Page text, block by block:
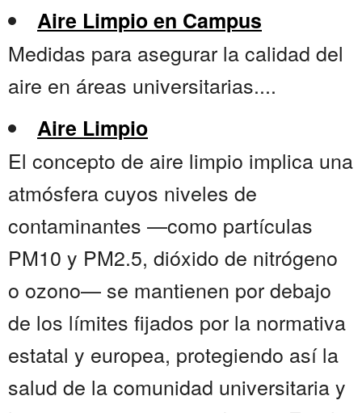
Aire Limpio en Campus
Medidas para asegurar la calidad del
aire en áreas universitarias....
Aire Limpio
El concepto de aire limpio implica una
atmósfera cuyos niveles de
contaminantes —como partículas
PM10 y PM2.5, dióxido de nitrógeno
o ozono— se mantienen por debajo
de los límites fijados por la normativa
estatal y europea, protegiendo así la
salud de la comunidad universitaria y